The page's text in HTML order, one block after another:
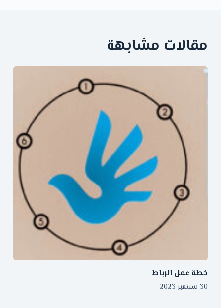
مقالات مشابهة
خطة عمل الرباط
30 سبتمبر 2023